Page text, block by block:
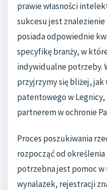
prawie własności
sukcesu jest
posiada odpowiednie
specyfikę branży, w
indywidualne potrzeby.
przyjrzymy się bliżej,
patentowego w
partnerem w ochronie
Proces poszukiwania
rozpocząć od
potrzebna jest pomoc
wynalazek, rejestracji